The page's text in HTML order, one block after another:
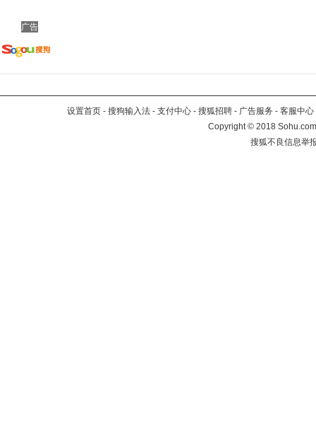
广告
设置首页 - 搜狗输入法 - 支付中心 - 搜狐招聘 - 广告服务 - 客服中心
Copyright©2018
搜狐不良信息举